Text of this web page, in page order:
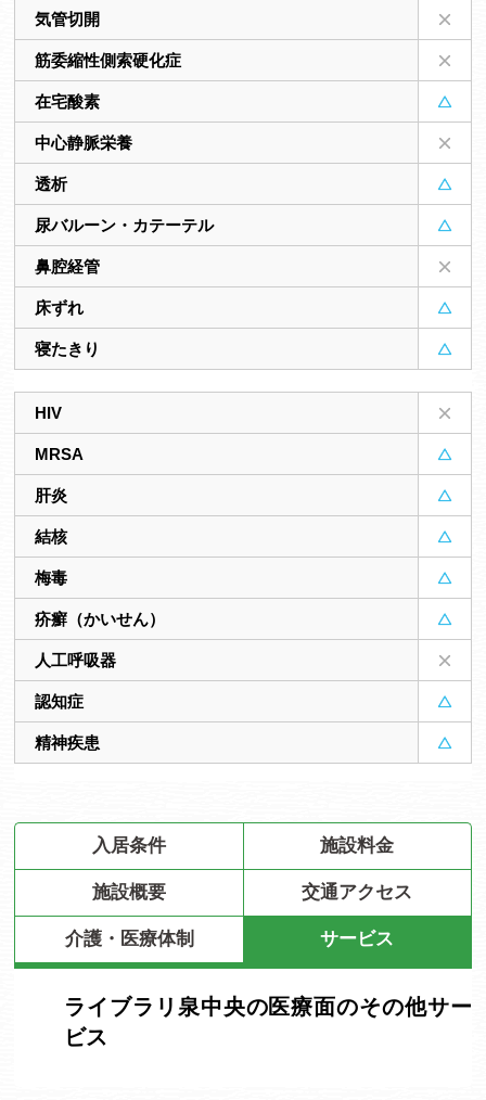
気管切開
筋委縮性側索硬化症
在宅酸素
中心静脈栄養
透析
尿バルーン・カテーテル
鼻腔経管
床ずれ
寝たきり
HIV
MRSA
肝炎
結核
梅毒
疥癬（かいせん）
人工呼吸器
認知症
精神疾患
入居条件 施設料金
施設概要 交通アクセス
介護・医療体制 サービス
ライブラリ泉中央の医療面のその他サー
ビス